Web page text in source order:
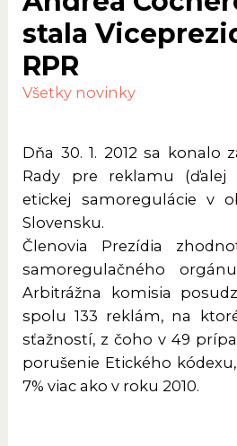
stala
RPR
Všetky novinky
Dňa 30. 1. 2012 sa konalo
Rady pre reklamu (ďalej
etickej samoregulácie v
Slovensku.
Členovia Prezídia
samoregulačného
Arbitrážna komisia
spolu 133 reklám, na
sťažností, z čoho v 49
porušenie Etického
7% viac ako v roku 2010.